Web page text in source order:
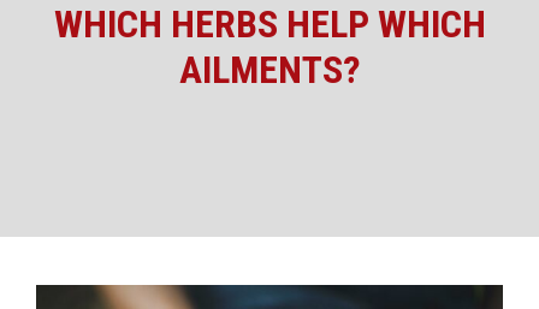
WHICH HERBS HELP WHICH
AILMENTS?